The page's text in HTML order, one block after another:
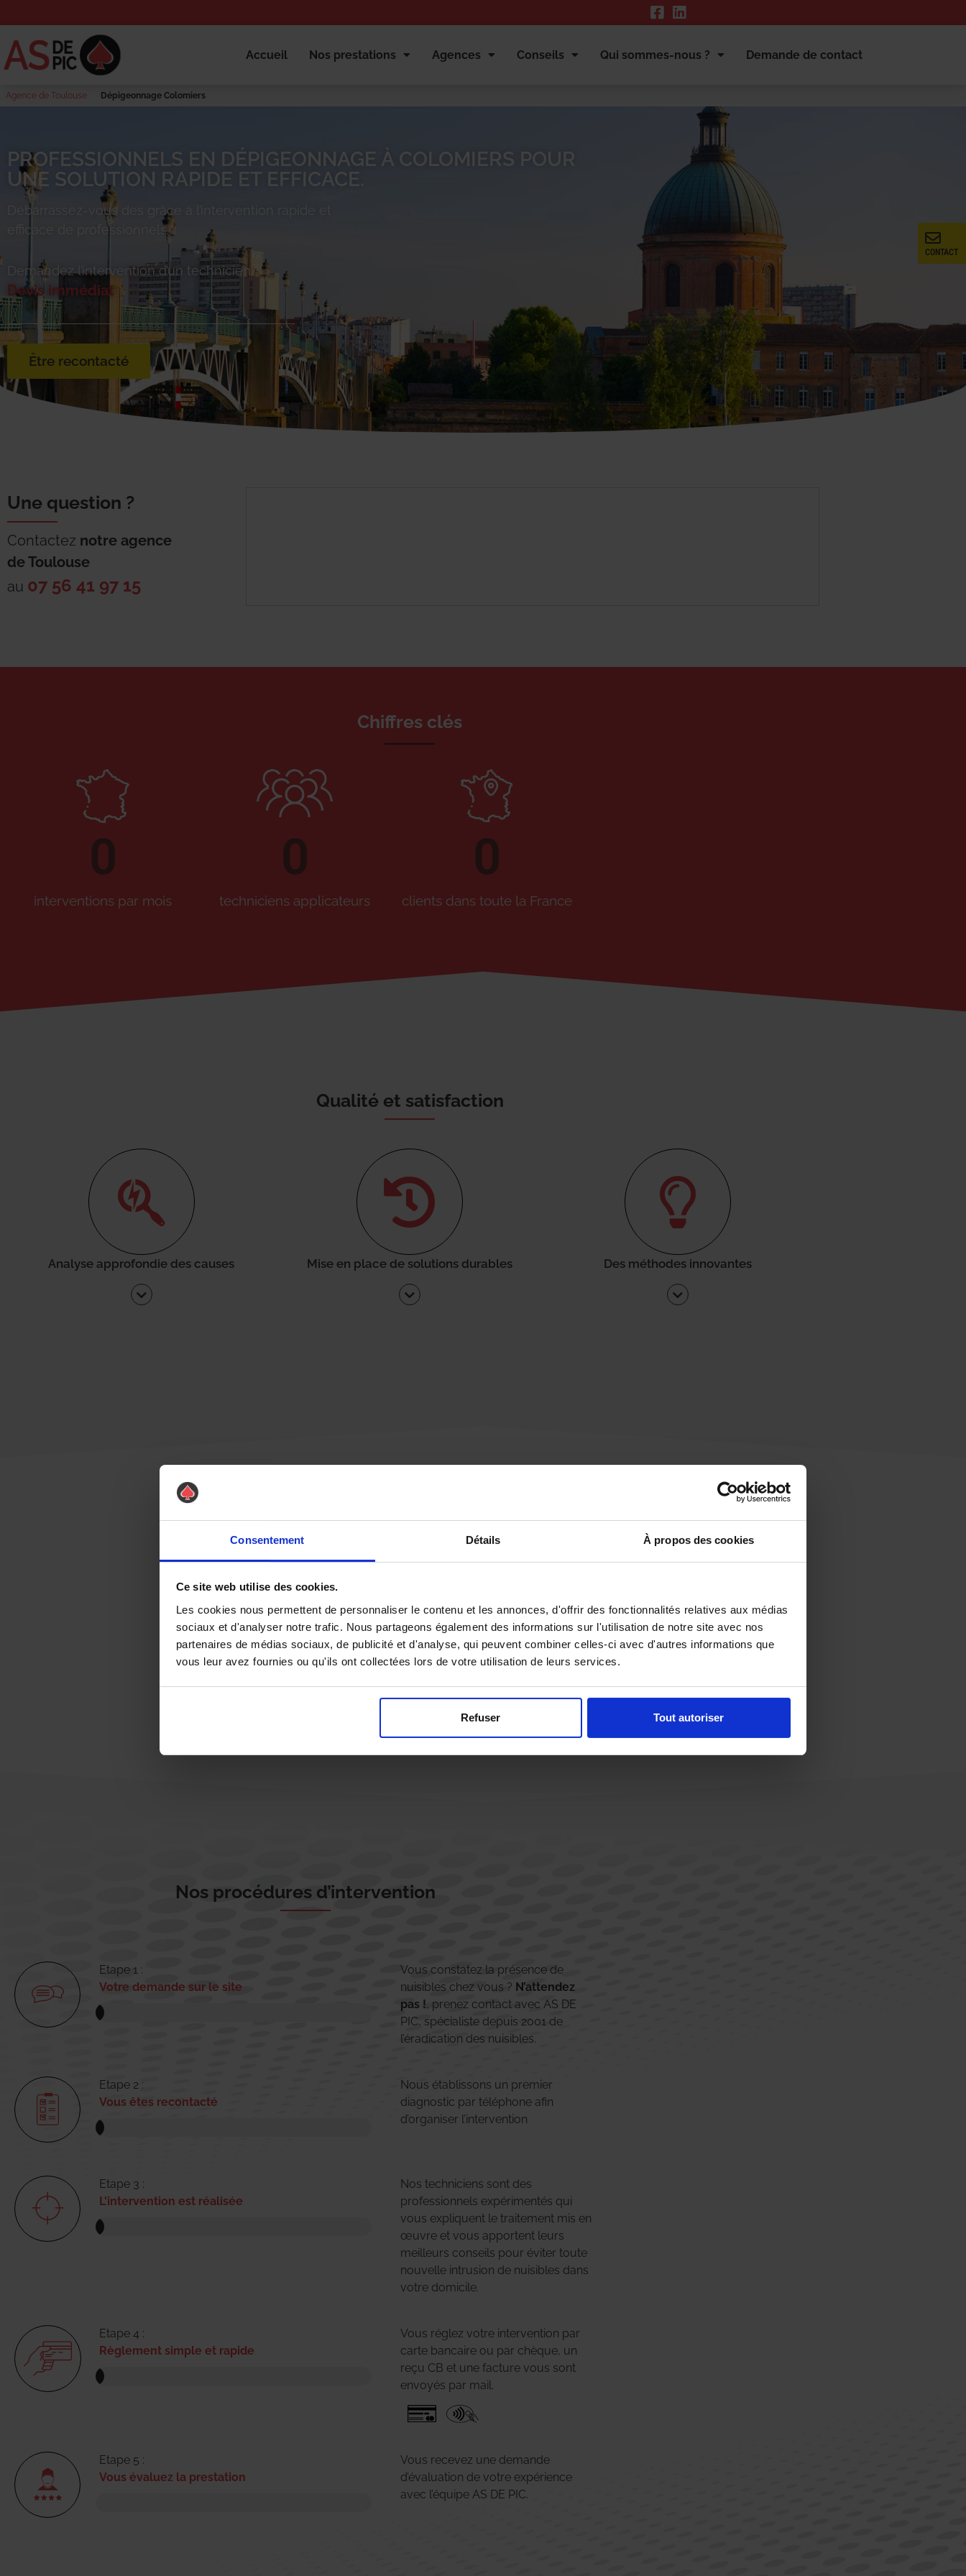
Consentement Détails À propos des cookies
Ce site web utilise des cookies.
Les cookies nous permettent de personnaliser le contenu et les annonces, d'offrir des fonctionnalités relatives aux médias
sociaux et d'analyser notre trafic. Nous partageons également des informations sur l'utilisation de notre site avec nos
partenaires de médias sociaux, de publicité et d'analyse, qui peuvent combiner celles-ci avec d'autres informations que
vous leur avez fournies ou qu'ils ont collectées lors de votre utilisation de leurs services.
Refuser Tout autoriser
Accueil Nos prestations Agences Conseils Qui sommes-nous ? Demande de contact
Agence de Toulouse Dépigeonnage Colomiers
CONTACT
PROFESSIONNELS EN DÉPIGEONNAGE À COLOMIERS POUR
UNE SOLUTION RAPIDE ET EFFICACE.
Débarrassez-vous des
grâce à l’intervention rapide et
efficace de professionnels.
Demandez l’intervention d’un technicien.
Devis immédiat
Être recontacté
Une question ?
Contactez notre agence
deToulouse
au 07 56 41 97 15
Chiffres clés
interventions par mois
0
techniciens applicateurs
0
clients dans toute la France
0
Qualité et satisfaction
Analyse approfondie des causes Mise en place de solutions durables Des méthodes innovantes
Une urgence ?
Vous souhaitez être
Nos procédures d’intervention
Etape 1 :
Votre demande sur le site
Vous constatez la présence de
nuisibles chez vous ? N’attendez
pas !, prenez contact avec AS DE
PIC, spécialiste depuis 2001 de
l’éradication des nuisibles.
Etape 2 :
Vous êtes recontacté
Nous établissons un premier
diagnostic par téléphone afin
d’organiser l’intervention
Etape 3 :
L'intervention est réalisée
Nos techniciens sont des
professionnels expérimentés qui
vous expliquent le traitement mis en
œuvre et vous apportent leurs
meilleurs conseils pour éviter toute
nouvelle intrusion de nuisibles dans
votre domicile.
Etape 4 :
Règlement simple et rapide
Vous réglez votre intervention par
carte bancaire ou par chèque, un
reçu CB et une facture vous sont
envoyés par mail.
Etape 5 :
Vous évaluez la prestation
Vous recevez une demande
d’évaluation de votre expérience
avec l’équipe AS DE PIC.